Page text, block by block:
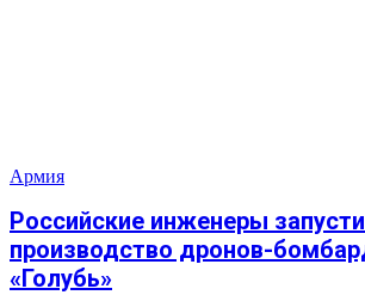
Армия
Российские инженеры
производство дронов-
«Голубь»